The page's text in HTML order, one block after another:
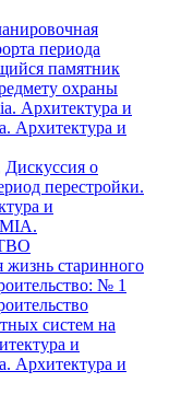
периода
памятник
охраны
Архитектура и
Архитектура и
Дискуссия о
перестройки.
и
жизнь старинного
№ 1
систем на
и
Архитектура и